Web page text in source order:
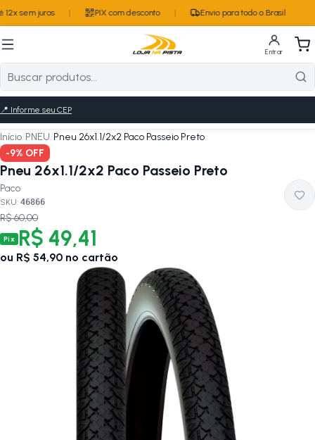
sem juros PIX com desconto Envio para todo o Brasil
Entrar
📍 Informe seu CEP
Início/PNEU/Pneu 26x1.1/2x2 Paco Passeio Preto
-9% OFF
Pneu 26x1.1/2x2 Paco Passeio Preto
Paco
SKU: 46866
R$ 60,00
Pix R$ 49,41
ou R$ 54,90 no cartão